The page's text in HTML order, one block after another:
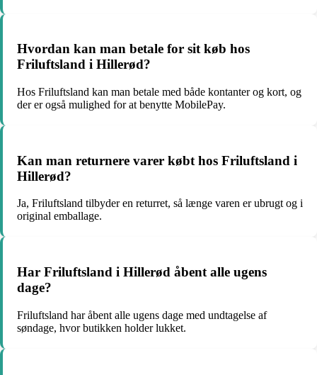
Hvordan kan man betale for sit køb hos
Friluftsland i Hillerød?
Hos Friluftsland kan man betale med både kontanter og kort, og
der er også mulighed for at benytte MobilePay.
Kan man returnere varer købt hos Friluftsland i
Hillerød?
Ja, Friluftsland tilbyder en returret, så længe varen er ubrugt og i
original emballage.
Har Friluftsland i Hillerød åbent alle ugens
dage?
Friluftsland har åbent alle ugens dage med undtagelse af
søndage, hvor butikken holder lukket.